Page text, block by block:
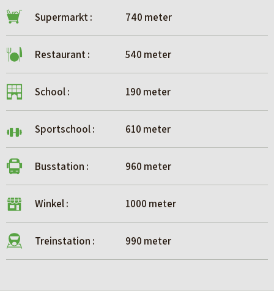
Supermarkt : 740 meter
Restaurant : 540 meter
School : 190 meter
Sportschool : 610 meter
Busstation : 960 meter
Winkel : 1000 meter
Treinstation : 990 meter